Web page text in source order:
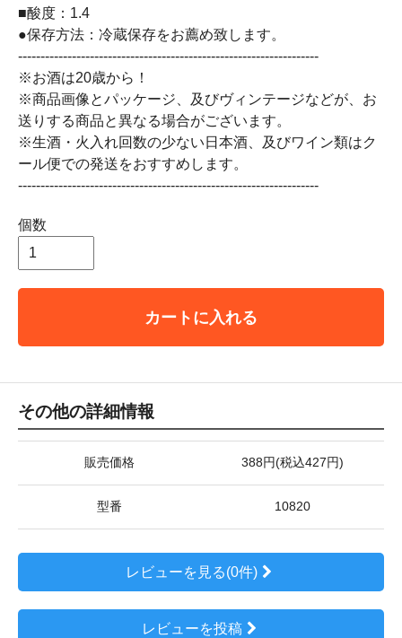
■酸度：1.4
●保存方法：冷蔵保存をお薦め致します。
-------------------------------------------------------------------
※お酒は20歳から！
※商品画像とパッケージ、及びヴィンテージなどが、お
送りする商品と異なる場合がございます。
※生酒・火入れ回数の少ない日本酒、及びワイン類はク
ール便での発送をおすすめします。
-------------------------------------------------------------------
個数
カートに入れる
その他の詳細情報
販売価格 388円(税込427円)
型番 10820
レビューを見る(0件)
レビューを投稿